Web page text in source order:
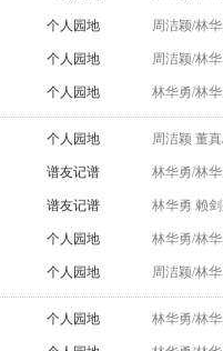
个人园地 周洁颖/林
个人园地 周洁颖/林
个人园地 林华勇/林
个人园地 周洁颖 董
谱友记谱 林华勇/林
谱友记谱 林华勇 赖
个人园地 林华勇/林
个人园地 周洁颖/林
个人园地 林华勇/林